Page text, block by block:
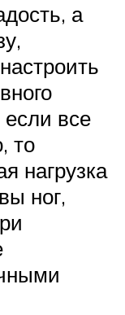
а
все
то
нагрузка
ног,